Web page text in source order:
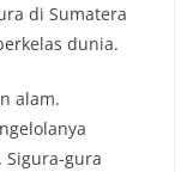
di Sumatera
dunia.
alam.
Sigura-gura